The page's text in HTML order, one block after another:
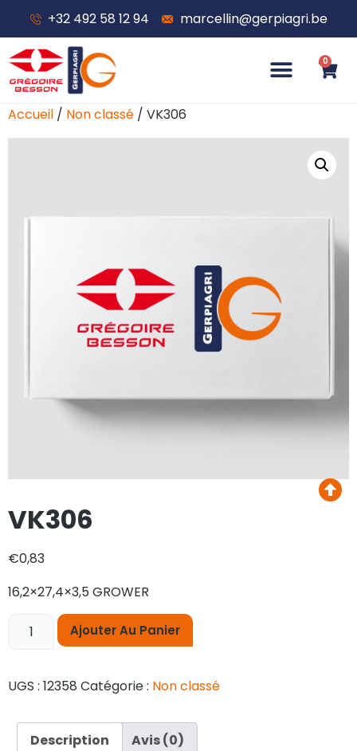
+32 492 58 12 94 marcellin@gerpiagri.be
0
Accueil / Non classé / VK306
VK306
€0,83
16,2×27,4×3,5 GROWER
Ajouter Au Panier
UGS : 12358 Catégorie : Non classé
Description Avis (0)